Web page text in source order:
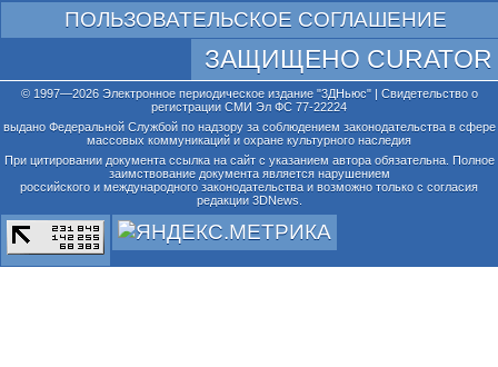
ПОЛЬЗОВАТЕЛЬСКОЕ СОГЛАШЕНИЕ
ЗАЩИЩЕНО CURATOR
© 1997—2026 Электронное периодическое издание "3ДНьюс" | Свидетельство о
регистрации СМИ Эл ФС 77-22224
выдано Федеральной Службой по надзору за соблюдением законодательства в сфере
массовых коммуникаций и охране культурного наследия
При цитировании документа ссылка на сайт с указанием автора обязательна. Полное
заимствование документа является нарушением
российского и международного законодательства и возможно только с согласия
редакции 3DNews.